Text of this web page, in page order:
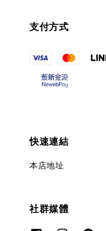
支付方式
快速連結
本店地址
社群媒體